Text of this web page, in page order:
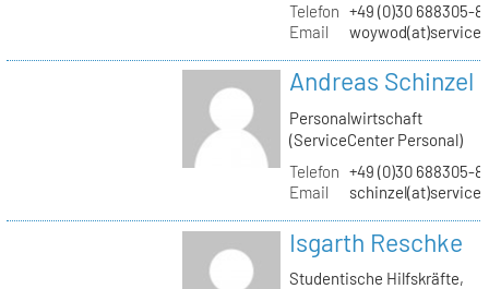
Telefon +49 (0)30 688305-
Email
Andreas Schinzel
Personalwirtschaft
(ServiceCenter Personal)
Telefon +49 (0)30 688305-
Email
Isgarth Reschke
Studentische Hilfskräfte,